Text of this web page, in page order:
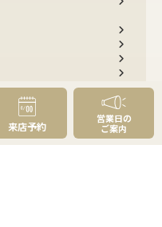
来店予約
営業日の
ご案内